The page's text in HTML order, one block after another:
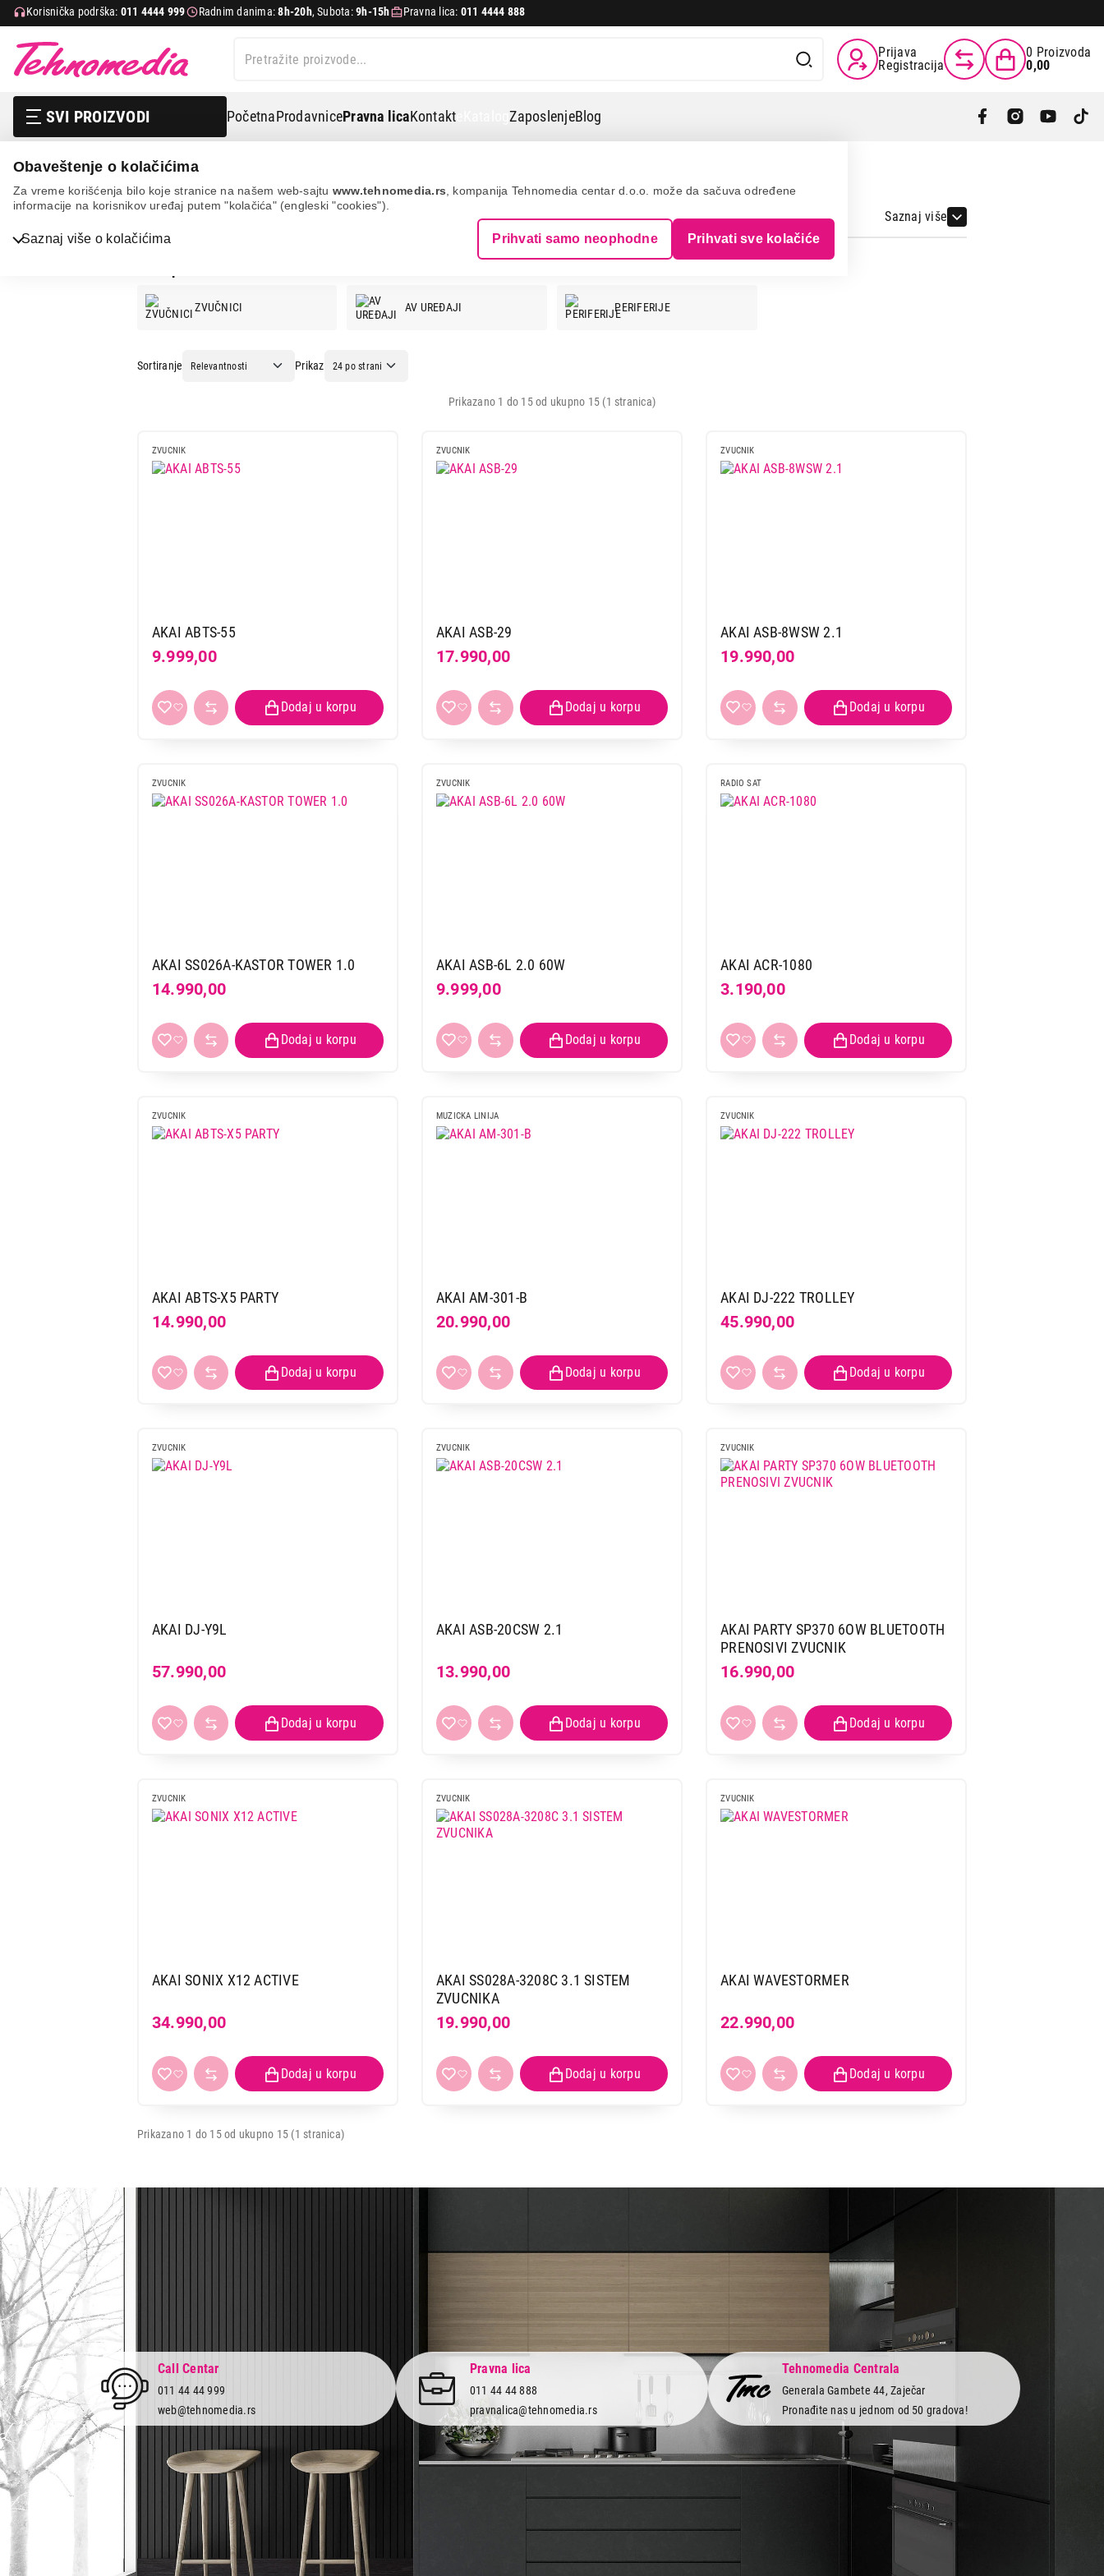
Obaveštenje o kolačićima
Za vreme korišćenja bilo koje stranice na našem web-sajtu www.tehnomedia.rs , kompanija Tehnomedia centar d.o.o. može da sačuva određene
informacije na korisnikov uređaj putem "kolačića" (engleski "cookies").
Saznaj više o kolačićima Prihvati samo neophodne Prihvati sve kolačiće
Korisnička podrška: 011 4444 999 Radnim danima:8h-20h, Subota:9h-15h Pravna lica: 011 4444 888
Prijava
Registracija
0 Proizvoda
0,00
SVI PROIZVODI PočetnaProdavnicePravna licaKontakt eKatalogZaposlenjeBlog
Mali kuhinjski aparati
AKAI
AKAI Saznaj više
ZVUČNICI AV UREĐAJI PERIFERIJE
Sortiranje Prikaz
Prikazano 1 do 15 od ukupno 15 (1 stranica)
ZVUCNIK
AKAI ABTS-55
9.999,00
ZVUCNIK
AKAI ASB-29
17.990,00
ZVUCNIK
AKAI ASB-8WSW 2.1
19.990,00
ZVUCNIK
AKAI SS026A-KASTOR TOWER 1.0
14.990,00
ZVUCNIK
AKAI ASB-6L 2.0 60W
9.999,00
RADIO SAT
AKAI ACR-1080
3.190,00
ZVUCNIK
AKAI ABTS-X5 PARTY
14.990,00
MUZICKA LINIJA
AKAI AM-301-B
20.990,00
ZVUCNIK
AKAI DJ-222 TROLLEY
45.990,00
ZVUCNIK
AKAI DJ-Y9L
57.990,00
ZVUCNIK
AKAI ASB-20CSW 2.1
13.990,00
ZVUCNIK
AKAI PARTY SP370 6OW BLUETOOTH
PRENOSIVI ZVUCNIK
16.990,00
ZVUCNIK
AKAI SONIX X12 ACTIVE
34.990,00
ZVUCNIK
AKAI SS028A-3208C 3.1 SISTEM
ZVUCNIKA
19.990,00
ZVUCNIK
AKAI WAVESTORMER
22.990,00
Prikazano 1 do 15 od ukupno 15 (1 stranica)
Call Centar
011 44 44 999
web@tehnomedia.rs
Pravna lica
011 44 44 888
pravnalica@tehnomedia.rs
Tehnomedia Centrala
Generala Gambete 44, Zaječar
Pronađite nas u jednom od 50 gradova!
Tehnomedia
Naše prodavnice
Načini plaćanja
Vraćanje robe
Newsletter